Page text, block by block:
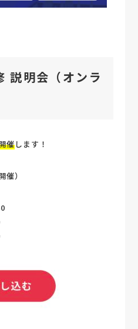
説明会（オンラ
催します！
）